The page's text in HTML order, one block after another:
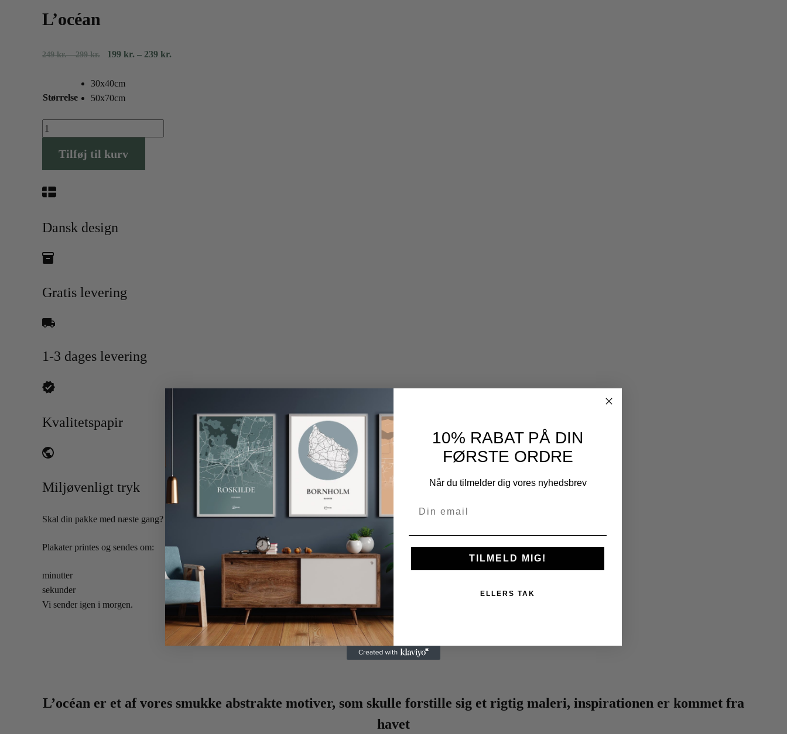
L’océan
249kr. – 299kr. Prisinterval:
til
299
199 kr. – 239 kr.
Størrelse
30x40cm
50x70cm
L’océan
antal
Tilføj til kurv
Dansk design
Gratis levering
1-3 dages levering
Kvalitetspapir
Miljøvenligt tryk
Skal din pakke med næste gang?
Plakater printes og sendes om:
minutter
sekunder
Vi sender igen i morgen.
L’océan er et af vores smukke abstrakte motiver, som skulle forstille sig et rigtig maleri, inspirationen er kommet fra
havet
10% RABAT PÅ DIN
FØRSTE ORDRE
Når du tilmelder dig vores nyhedsbrev
TILMELD MIG!
ELLERS TAK